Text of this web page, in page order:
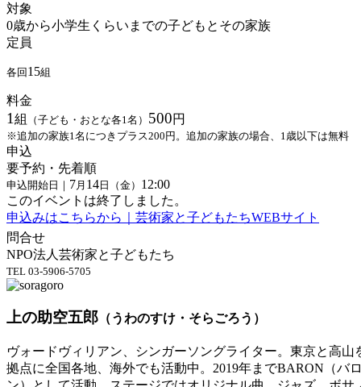
対象
0歳から小学生くらいまでの子どもとその家族
定員
各回15組
料金
1 組 （子ども・おとな各1名） 500円
※追加の家族1名につきプラス200円。追加の家族の場合、1歳以下は無料
申込
要予約・先着順
申込開始日｜ 7 月 14日（金） 12:00
このイベントは終了しました。
申込みはこちらから｜芸術家と子どもたちWEBサイト
問合せ
NPO法人芸術家と子どもたち
TEL 03-5906-5705
上の助空五郎 （うわのすけ・そらごろう）
ヴォードヴィリアン、シンガーソングライター。東京と高山
拠点に全国各地、海外でも活動中。2019年までBARON（バ